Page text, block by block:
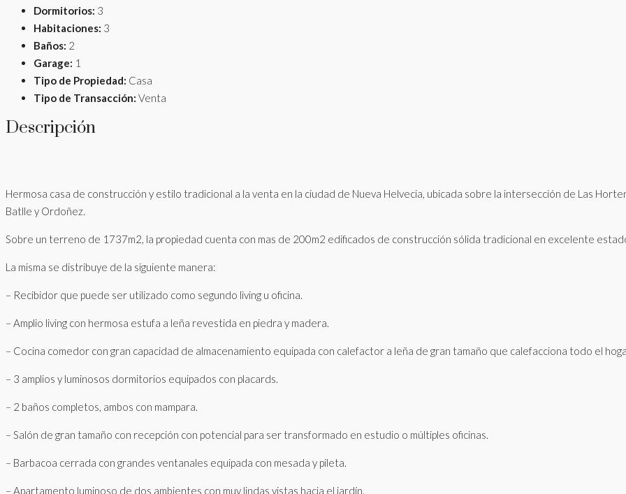
Dormitorios: 3
Habitaciones: 3
Baños: 2
Garage: 1
Tipo de Propiedad: Casa
Tipo de Transacción: Venta
Descripción
Hermosa casa de construcción y estilo tradicional a la venta en la ciudad de Nueva Helvecia, ubicada sobre la intersección de Las
Batlle y Ordoñez.
Sobre un terreno de 1737m2, la propiedad cuenta con mas de 200m2 edificados de construcción sólida tradicional en excelente
La misma se distribuye de la siguiente manera:
– Recibidor que puede ser utilizado como segundo living u oficina.
– Amplio living con hermosa estufa a leña revestida en piedra y madera.
– Cocina comedor con gran capacidad de almacenamiento equipada con calefactor a leña de gran tamaño que calefacciona todo el
– 3 amplios y luminosos dormitorios equipados con placards.
– 2 baños completos, ambos con mampara.
– Salón de gran tamaño con recepción con potencial para ser transformado en estudio o múltiples oficinas.
– Barbacoa cerrada con grandes ventanales equipada con mesada y pileta.
– Apartamento luminoso de dos ambientes con muy lindas vistas hacia el jardín.